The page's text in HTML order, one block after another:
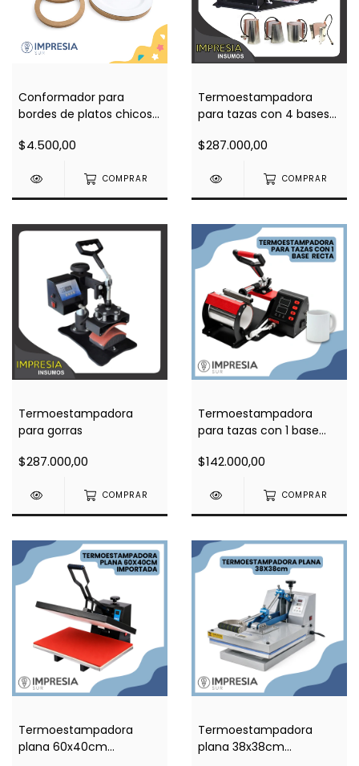
Conformador para
bordes de platos chicos
plancha plana)
$4.500,00
COMPRAR
Termoestampadora
para tazas con 4 bases
$287.000,00
COMPRAR
Termoestampadora
para gorras
$287.000,00
COMPRAR
Termoestampadora
para tazas con 1 base
$142.000,00
COMPRAR
Termoestampadora
plana 60x40cm
Termoestampadora
plana 38x38cm